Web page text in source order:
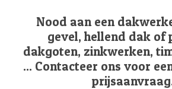
Nood aan een
gevel, hellend dak of
dakgoten, zinkwerken,
... Contacteer ons voor